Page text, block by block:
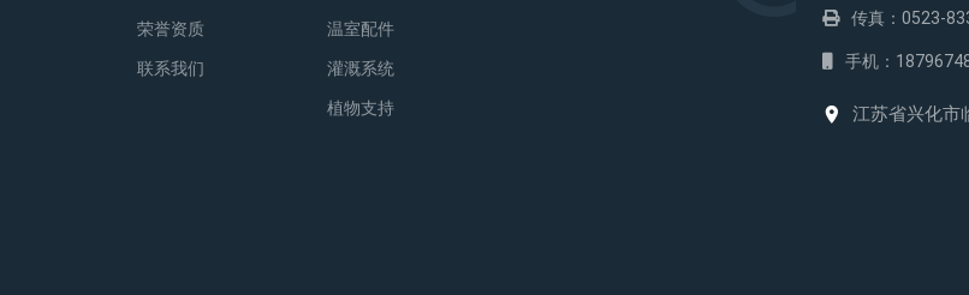
荣誉资质
联系我们
温室配件
灌溉系统
植物支持
传真：0523-
手机：
江苏省兴化市